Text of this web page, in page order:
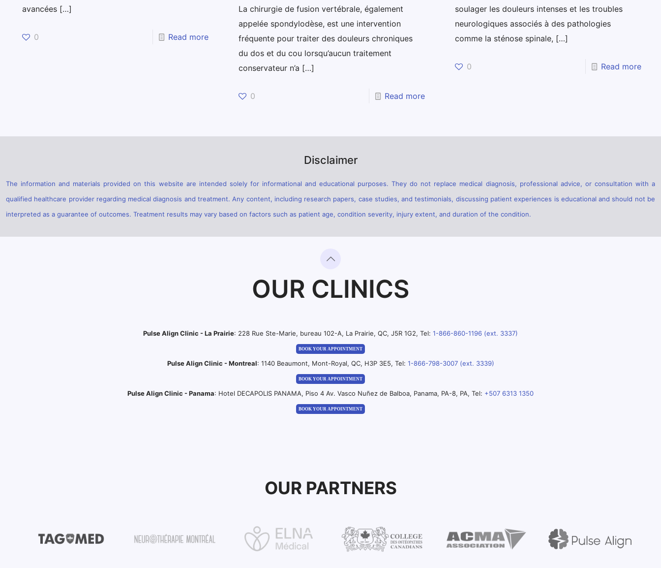
avancées […]
0 Read more
La chirurgie de fusion vertébrale, également
appelée spondylodèse, est une intervention
fréquente pour traiter des douleurs chroniques
du dos et du cou lorsqu’aucun traitement
conservateur n’a […]
0 Read more
soulager les douleurs intenses et les troubles
neurologiques associés à des pathologies
comme la sténose spinale, […]
0 Read more
Disclaimer
The information and materials provided on this website are intended solely for informational and educational purposes. They do not replace medical diagnosis, professional advice, or consultation with a
qualified healthcare provider regarding medical diagnosis and treatment. Any content, including research papers, case studies, and testimonials, discussing patient experiences is educational and should not be
interpreted as a guarantee of outcomes. Treatment results may vary based on factors such as patient age, condition severity, injury extent, and duration of the condition.
OUR CLINICS
Pulse Align Clinic - La Prairie: 228 Rue Ste-Marie, bureau 102-A, La Prairie, QC, J5R 1G2, Tel: 1-866-860-1196 (ext. 3337)
BOOK YOUR APPOINTMENT
Pulse Align Clinic - Montreal: 1140 Beaumont, Mont-Royal, QC, H3P 3E5, Tel: 1-866-798-3007 (ext. 3339)
BOOK YOUR APPOINTMENT
Pulse Align Clinic - Panama: Hotel DECAPOLIS PANAMA, Piso 4 Av. Vasco Nuñez de Balboa, Panama, PA-8, PA, Tel: +507 6313 1350
BOOK YOUR APPOINTMENT
OUR PARTNERS